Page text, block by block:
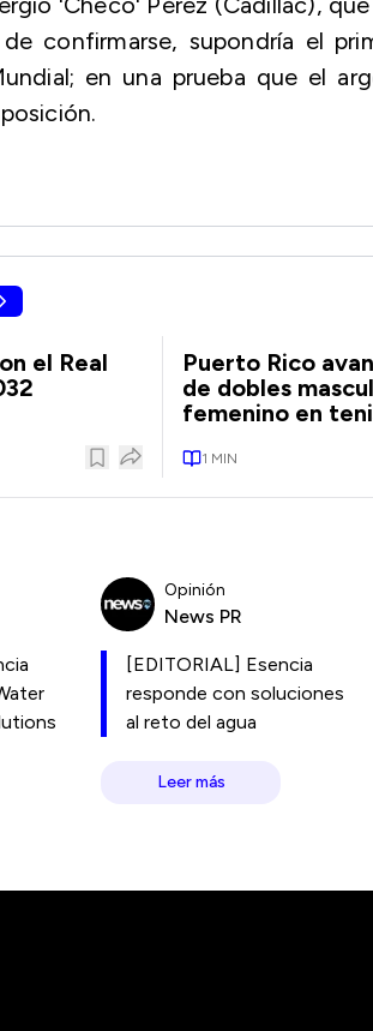
confirmarse, supondría el
en una prueba que el
el Real
Puerto Rico
de dobles
femenino en
1 MIN
Opinión
News PR
[EDITORIAL] Esencia
responde con soluciones
al reto del agua
Leer más